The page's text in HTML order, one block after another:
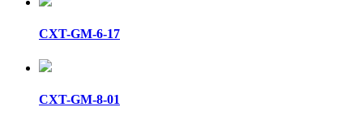
CXT-GM-6-17
CXT-GM-8-01